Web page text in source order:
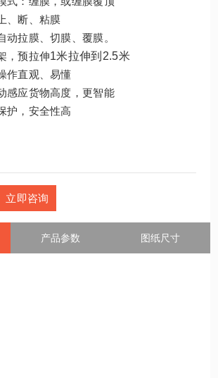
、断、粘膜
动拉膜、切膜、覆膜。
，预拉伸1米拉伸到2.5米
作直观、易懂
感应货物高度，更智能
护，安全性高
立即咨询
产品参数 图纸尺寸